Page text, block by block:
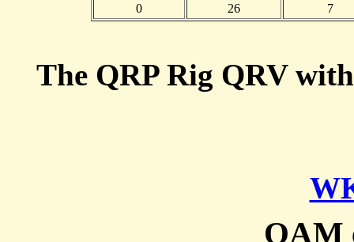
0
26 7
The QRP Rig QRV
OAM